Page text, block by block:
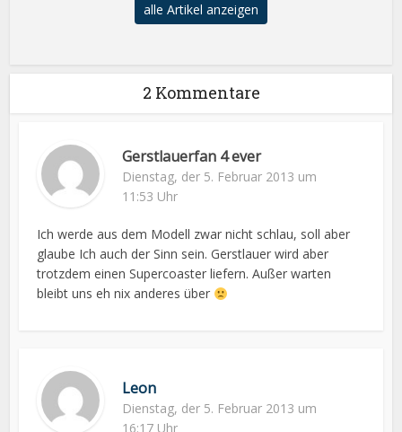
alle Artikel anzeigen
2 Kommentare
Gerstlauerfan 4 ever
Dienstag, der 5. Februar 2013 um
11:53 Uhr
Ich werde aus dem Modell zwar nicht schlau, soll aber
glaube Ich auch der Sinn sein. Gerstlauer wird aber
trotzdem einen Supercoaster liefern. Außer warten
bleibt uns eh nix anderes über
Leon
Dienstag, der 5. Februar 2013 um
16:17 Uhr